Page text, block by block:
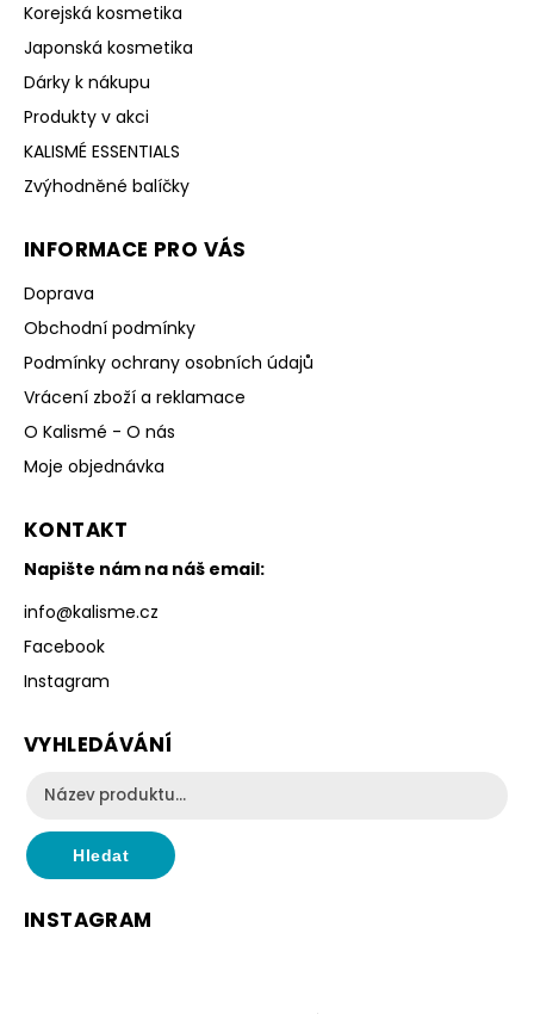
Korejská kosmetika
Japonská kosmetika
Dárky k nákupu
Produkty v akci
KALISMÉ ESSENTIALS
Zvýhodněné balíčky
INFORMACE PRO VÁS
Doprava
Obchodní podmínky
Podmínky ochrany osobních údajů
Vrácení zboží a reklamace
O Kalismé - O nás
Moje objednávka
KONTAKT
Napište nám na náš email:
info@kalisme.cz
Facebook
Instagram
VYHLEDÁVÁNÍ
Hledat
INSTAGRAM